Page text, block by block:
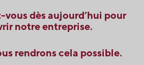
vous dès aujourd’hui pour
notre entreprise.
rendrons cela possible.